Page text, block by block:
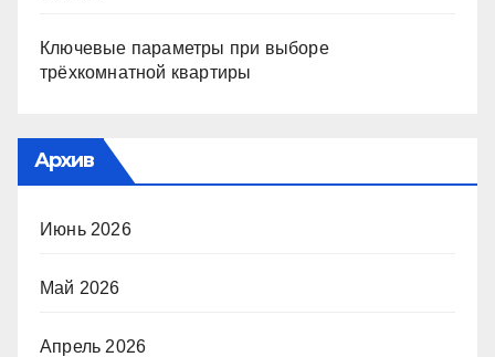
Ключевые параметры при выборе
трёхкомнатной квартиры
Архив
Июнь 2026
Май 2026
Апрель 2026